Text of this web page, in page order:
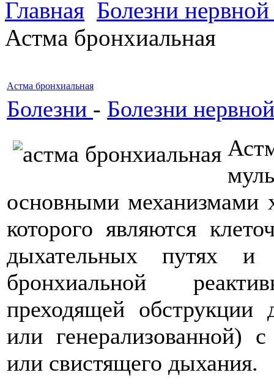
Главная Болезни
Астма бронхиальная
Астма бронхиальная
Болезни - Болезни
основными механизмами
которого являются
дыхательных путях и
бронхиальной
преходящей обструкции
или генерализованной)
или свистящего дыхания.